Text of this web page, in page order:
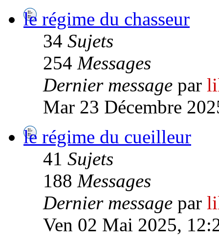
le régime du chasseur
34 Sujets
254 Messages
Dernier message par
Mar 23 Décembre
le régime du cueilleur
41 Sujets
188 Messages
Dernier message par
Ven 02 Mai 2025,